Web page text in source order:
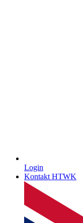
Login
Kontakt HTWK